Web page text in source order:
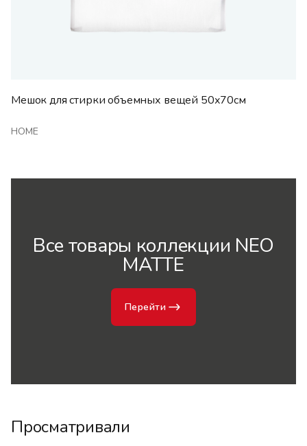
Мешок для стирки объемных вещей 50х70см
HOME
Все товары коллекции NEO
MATTE
Перейти
Просматривали